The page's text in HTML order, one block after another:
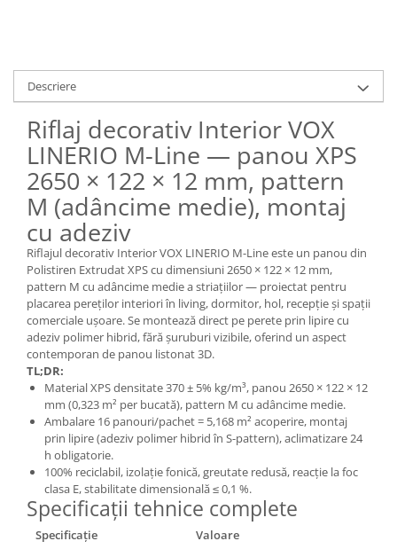
Descriere
Riflaj decorativ Interior VOX
LINERIO M-Line — panou XPS
2650 × 122 × 12 mm, pattern
M (adâncime medie), montaj
cu adeziv
Riflajul decorativ Interior VOX LINERIO M-Line este un panou din
Polistiren Extrudat XPS cu dimensiuni 2650 × 122 × 12 mm,
pattern M cu adâncime medie a striațiilor — proiectat pentru
placarea pereților interiori în living, dormitor, hol, recepție și spații
comerciale ușoare. Se montează direct pe perete prin lipire cu
adeziv polimer hibrid, fără șuruburi vizibile, oferind un aspect
contemporan de panou listonat 3D.
TL;DR:
Material XPS densitate 370 ± 5% kg/m³, panou 2650 × 122 × 12
mm (0,323 m² per bucată), pattern M cu adâncime medie.
Ambalare 16 panouri/pachet = 5,168 m² acoperire, montaj
prin lipire (adeziv polimer hibrid în S-pattern), aclimatizare 24
h obligatorie.
100% reciclabil, izolație fonică, greutate redusă, reacție la foc
clasa E, stabilitate dimensională ≤ 0,1 %.
Specificații tehnice complete
Specificație
Valoare